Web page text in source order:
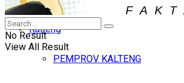
Iklan
Sabtu, Agustus 8, 2026
Kalteng
PEMPROV KALTENG
No Result
View All Result